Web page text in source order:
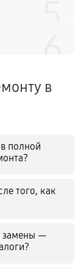
в
полной
того, как
замены —